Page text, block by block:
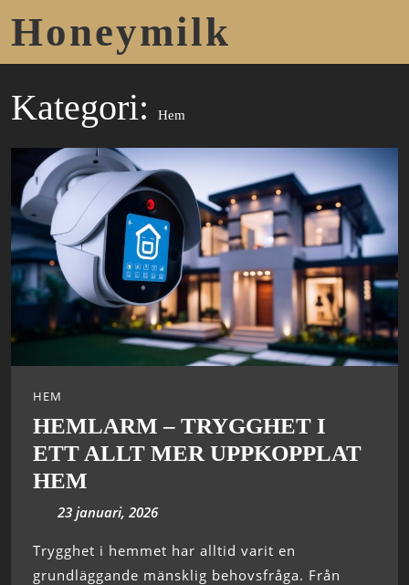
Honeymilk
Kategori: Hem
HEM
HEMLARM – TRYGGHET I
ETT ALLT MER UPPKOPPLAT
HEM
23 januari, 2026
Trygghet i hemmet har alltid varit en
grundläggande mänsklig behovsfråga. Från